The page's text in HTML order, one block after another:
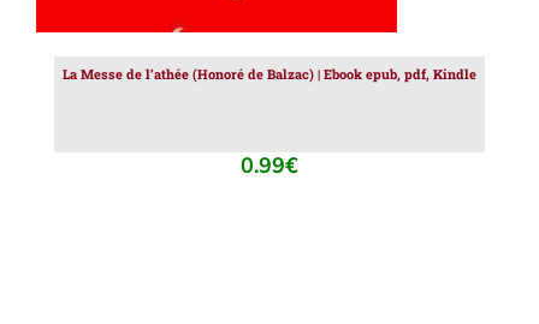
La Messe de l’athée (Honoré de Balzac) | Ebook epub, pdf, Kindle
0.99€